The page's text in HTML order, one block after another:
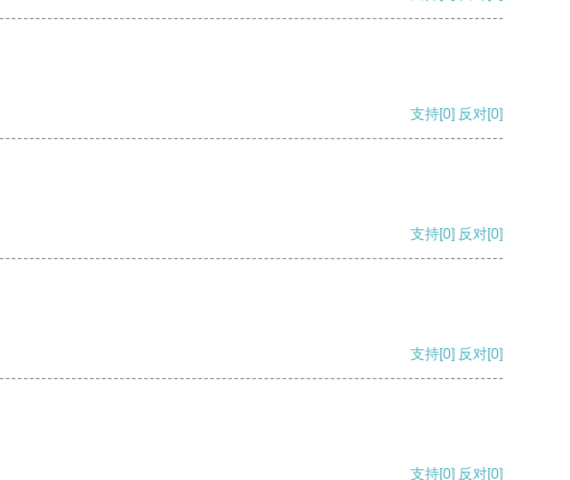
支持[0] 反对[0]
支持[0] 反对[0]
支持[0] 反对[0]
支持[0] 反对[0]